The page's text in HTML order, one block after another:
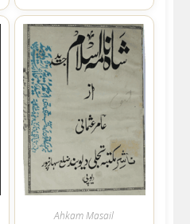
Ahkam Masail